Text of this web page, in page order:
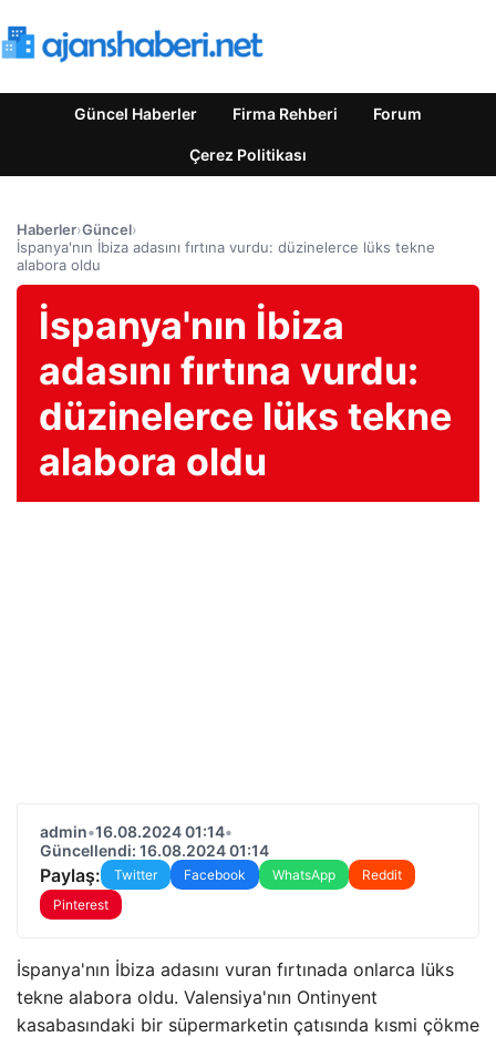
Güncel Haberler Firma Rehberi Forum
Çerez Politikası
Haberler›Güncel›
İspanya'nın İbiza adasını fırtına vurdu: düzinelerce lüks tekne
alabora oldu
İspanya'nın İbiza
adasını fırtına vurdu:
düzinelerce lüks tekne
alabora oldu
admin•16.08.2024 01:14•
Güncellendi: 16.08.2024 01:14
Paylaş: Twitter Facebook WhatsApp
Reddit
Pinterest
İspanya'nın İbiza adasını vuran fırtınada onlarca lüks
tekne alabora oldu. Valensiya'nın Ontinyent
kasabasındaki bir süpermarketin çatısında kısmi çökme